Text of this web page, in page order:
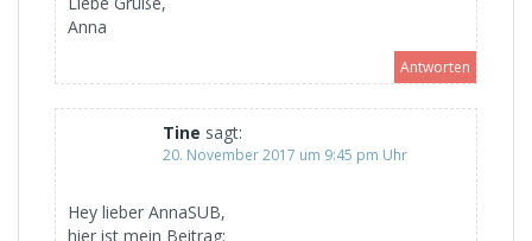
Anna
Antworten
Tine sagt:
20. November 2017 um 9:45 pm Uhr
Hey lieber AnnaSUB,
hier ist mein Beitrag: